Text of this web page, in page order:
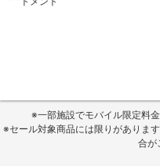
※一部施設でモバイル限定料
※セール対象商品には限りがありま
合が